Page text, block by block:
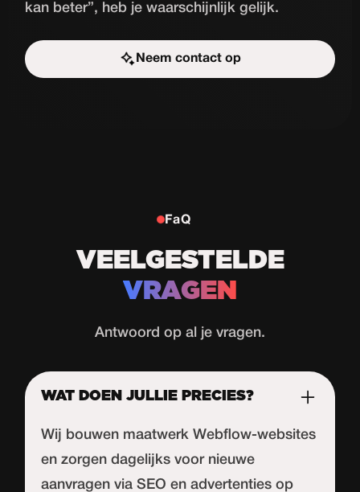
kan beter”, heb je waarschijnlijk gelijk.
Neem contact op
Start de uitdaging
FaQ
VEELGESTELDE
VRAGEN
Antwoord op al je vragen.
WAT DOEN JULLIE PRECIES?
Wij bouwen maatwerk Webflow-websites
en zorgen dagelijks voor nieuwe
aanvragen via SEO en advertenties op